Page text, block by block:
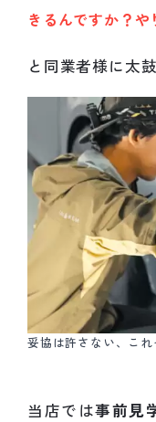
きるんですか？や
と同業者様に太
妥協は許さない、これ
当店では事前見